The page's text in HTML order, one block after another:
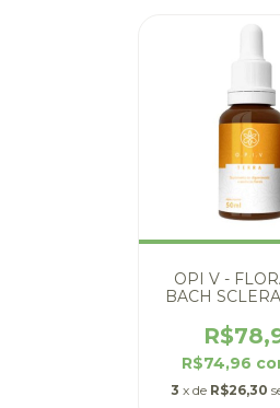
OPI V -
BACH
R$74,96
3 x de R$26,30